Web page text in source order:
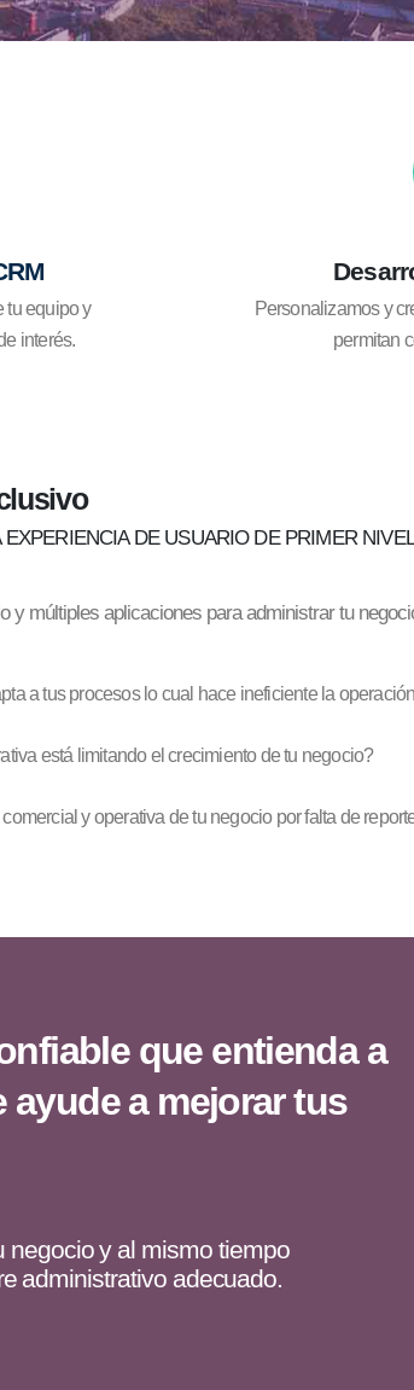
tu equipo y
interés.
Personalizamos y
permitan
DE USUARIO DE PRIMER
y múltiples aplicaciones para administrar tu
a tus procesos lo cual hace ineficiente la
está limitando el crecimiento de tu negocio?
y operativa de tu negocio por falta de
que entienda a
a mejorar tus
negocio y al mismo tiempo
administrativo adecuado.